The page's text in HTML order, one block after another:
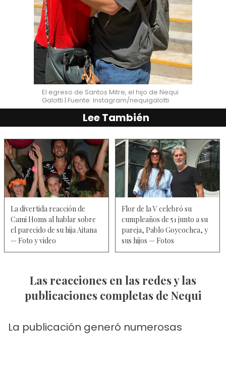
El egreso de Santos Mitre, el hijo de Nequi
Galotti | Fuente: Instagram/nequigalotti
Lee También
La divertida reacción de
Cami Homs al hablar sobre
el parecido de su hija Aitana
— Foto y video
Flor de la V celebró su
cumpleaños de 51 junto a su
pareja, Pablo Goycochea, y
sus hijos — Fotos
Las reacciones en las redes y las
publicaciones completas de Nequi
La publicación generó numerosas